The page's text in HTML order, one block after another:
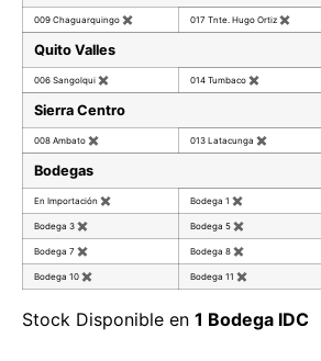
009 Chaguarquingo ✖ 017 Tnte. Hugo Ortiz ✖
Quito Valles
006 Sangolqui ✖ 014 Tumbaco ✖
Sierra Centro
008 Ambato ✖ 013 Latacunga ✖
Bodegas
En Importación ✖ Bodega 1 ✖
Bodega 3 ✖ Bodega 5 ✖
Bodega 7 ✖ Bodega 8 ✖
Bodega 10 ✖ Bodega 11 ✖
Stock Disponible en 1 Bodega IDC